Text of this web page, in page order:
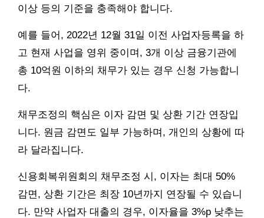
이상 등의 기준을 충족해야 합니다.
예를 들어, 2022년 12월 31일 이전 사업자등록을 하
고 현재 사업을 영위 중이며, 3개 이상 금융기관에
총 10억원 이하의 채무가 있는 경우 신청 가능합니
다.
채무조정의 핵심은 이자 감면 및 상환 기간 연장입
니다. 원금 감면도 일부 가능하며, 개인의 상황에 따
라 달라집니다.
신용회복위원회의 채무조정 시, 이자는 최대 50%
감면, 상환 기간은 최장 10년까지 연장될 수 있습니
다. 만약 사업자 대출의 경우, 이자율을 3%p 낮추는